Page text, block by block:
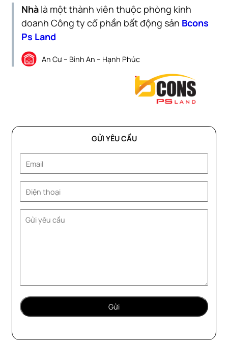
Nhà là một thành viên thuộc phòng kinh
doanh Công ty cổ phần bất động sản Bcons
Ps Land
An Cư – Bình An – Hạnh Phúc
GỬI YÊU CẦU